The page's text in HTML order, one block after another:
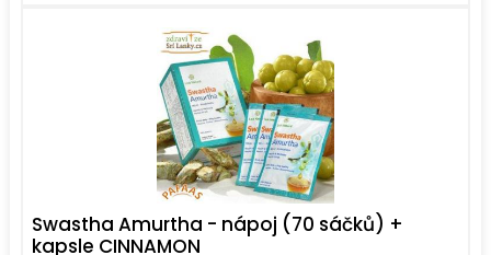
Swastha Amurtha - nápoj (70 sáčků) +
kapsle CINNAMON